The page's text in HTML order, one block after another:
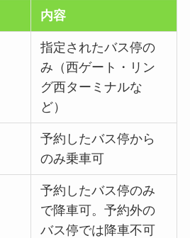
内容
指定されたバス停の
み（西ゲート・リン
グ西ターミナルな
ど）
予約したバス停から
のみ乗車可
予約したバス停のみ
で降車可。予約外の
バス停では降車不可